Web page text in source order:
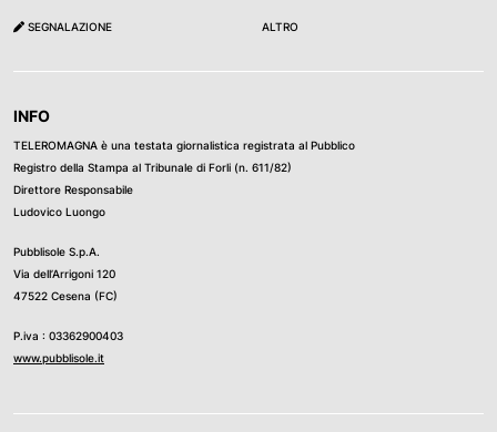
SEGNALAZIONE ALTRO
INFO
TELEROMAGNA è una testata giornalistica registrata al Pubblico
Registro della Stampa al Tribunale di Forli (n. 611/82)
Direttore Responsabile
Ludovico Luongo
Pubblisole S.p.A.
Via dell’Arrigoni 120
47522 Cesena (FC)
P.iva : 03362900403
www.pubblisole.it